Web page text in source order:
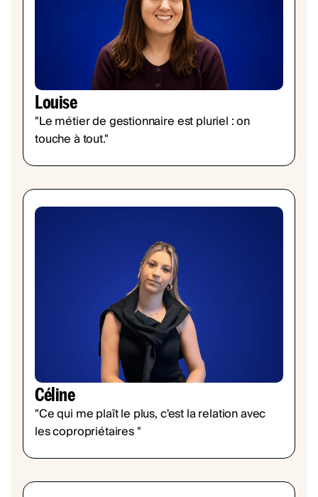
Louise
"Le métier de gestionnaire est pluriel : on
touche à tout."
Céline
"Ce qui me plaît le plus, c'est la relation avec
les copropriétaires "